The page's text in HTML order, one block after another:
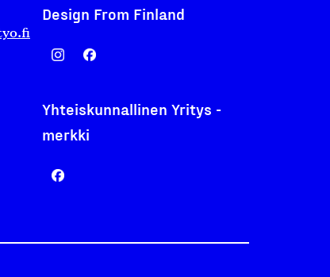
Design From Finland
Yhteiskunnallinen Yritys -
merkki